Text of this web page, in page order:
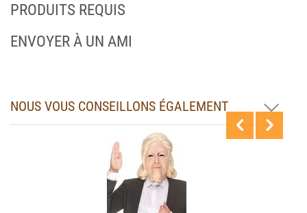
PRODUITS REQUIS
ENVOYER À UN AMI
NOUS VOUS CONSEILLONS ÉGALEMENT